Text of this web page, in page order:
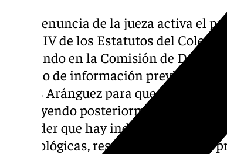
Esta denuncia de la jueza activa el
Título IV de los Estatutos del
recayendo en la Comisión de
periodo de información previa –en
Carlos Aránguez para que haga las
instruyendo posteriormente
entender que hay indicios
deontológicas, resolviéndose según